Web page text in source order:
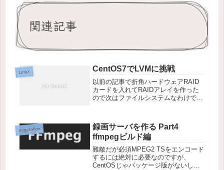
関連記事
Linux CentOS7でLVMに挑戦
以前の記事で折角ハードウェアRAID
カードを入れてRAIDアレイを作った
ので次はファイルシステムなわけです
ていきます。作成はちょっと手間です
が、一手間かけると後で色々...
eogstation
録画サーバを作る Part4
ffmpegビルド編
難敵だが必須MPEG2 TSをエンコード
するには絶対に必要なのですが、
CentOSじゃパッケージ版がないし